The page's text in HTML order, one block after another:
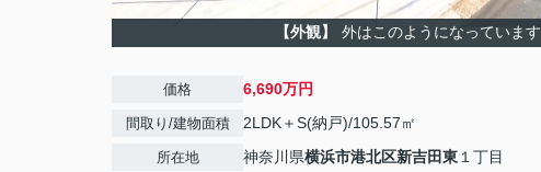
【外観】 外はこのようになっています
価格 6,690万円
間取り/建物面積 2LDK＋S(納戸)/105.57㎡
所在地 神奈川県横浜市港北区新吉田東 １丁目